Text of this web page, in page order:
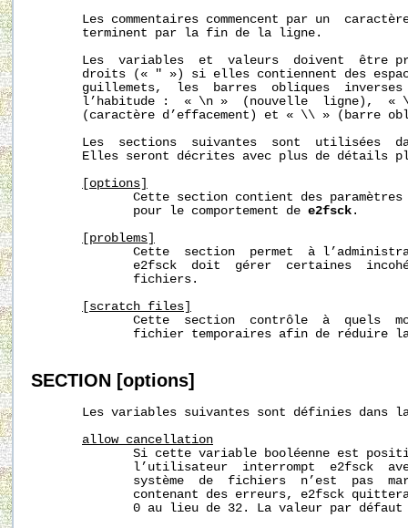
Les commentaires commencent par un
       terminent par la fin de la ligne.
Les  variables  et  valeurs  doivent  être
droits (« " ») si elles contiennent des
guillemets,  les  barres  obliques
l’habitude :  « \n »  (nouvelle  ligne),  «
(caractère d’effacement) et « \\ » (barre
Les  sections  suivantes  sont  utilisées
Elles seront décrites avec plus de détails
[options]
Cette section contient des
              pour le comportement de
e2fsck .
[problems]
Cette  section  permet  à
e2fsck  doit  gérer  certaines
              fichiers.
[scratch_files]
Cette  section  contrôle  à  quels
fichier temporaires afin de réduire
SECTION [options]
Les variables suivantes sont définies dans
allow_cancellation
Si cette variable booléenne est
l’utilisateur  interrompt  e2fsck
système  de  fichiers  n’est  pas
contenant des erreurs, e2fsck
0 au lieu de 32. La valeur par défaut